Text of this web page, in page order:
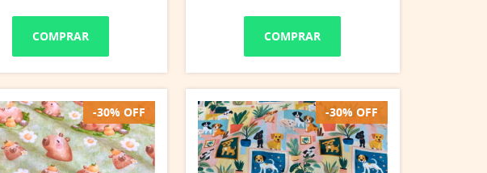
COMPRAR COMPRAR
-30% OFF -30% OFF